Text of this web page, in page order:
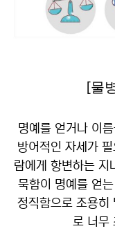
[물
명예를 얻거나 이
방어적인 자세가
람에게 항변하는 지
묵함이 명예를 얻
정직함으로 조용히
로 너무